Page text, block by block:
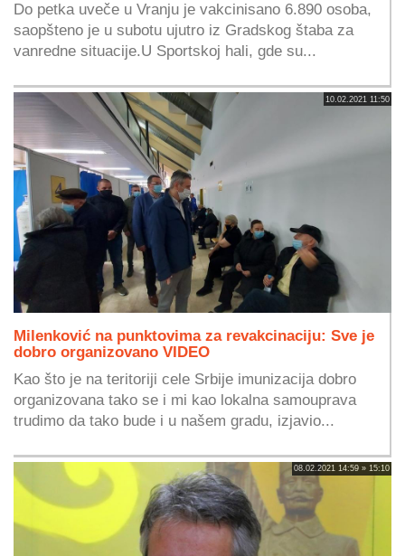
Do petka uveče u Vranju je vakcinisano 6.890 osoba,
saopšteno je u subotu ujutro iz Gradskog štaba za
vanredne situacije.U Sportskoj hali, gde su...
10.02.2021 11:50
Milenković na punktovima za revakcinaciju: Sve je
dobro organizovano VIDEO
Kao što je na teritoriji cele Srbije imunizacija dobro
organizovana tako se i mi kao lokalna samouprava
trudimo da tako bude i u našem gradu, izjavio...
08.02.2021 14:59 » 15:10